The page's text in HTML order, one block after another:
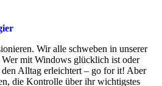
Wir alle schweben in unserer
mit Windows glücklich ist oder
Alltag erleichtert – go for it! Aber
die Kontrolle über ihr wichtigstes